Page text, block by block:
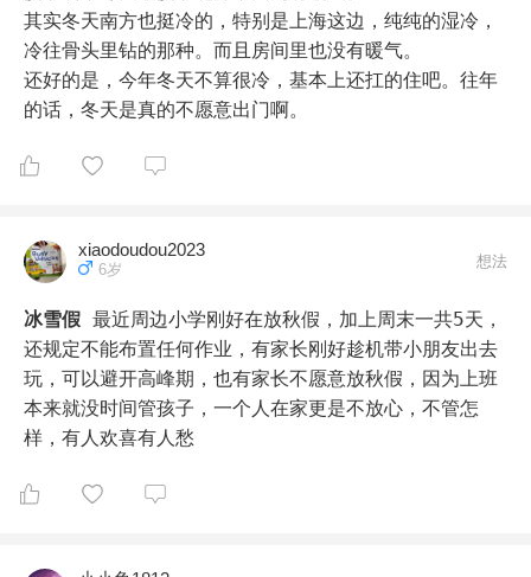
其实冬天南方也挺冷的，特别是上海这边，纯纯的湿冷，
冷往骨头里钻的那种。而且房间里也没有暖气。
还好的是，今年冬天不算很冷，基本上还扛的住吧。往年
的话，冬天是真的不愿意出门啊。
xiaodoudou2023
6岁 想法
冰雪假 最近周边小学刚好在放秋假，加上周末一共5天，
还规定不能布置任何作业，有家长刚好趁机带小朋友出去
玩，可以避开高峰期，也有家长不愿意放秋假，因为上班
本来就没时间管孩子，一个人在家更是不放心，不管怎
样，有人欢喜有人愁